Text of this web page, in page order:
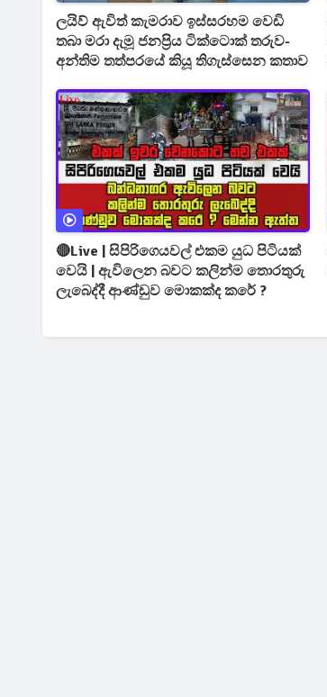
ලයිව් ඇවිත් කැමරාව ඉස්සරහම වෙඩි
තබා මරා දැමූ ජනප්‍රිය ටික්ටොක් තරුව-
අන්තිම තත්පරයේ කියූ තිගැස්සෙන කතාව
🔴Live | සිපිරිගෙයවල් එකම යුධ පිටියක්
වෙයි | ඇවිලෙන බවට කලින්ම තොරතුරු
ලැබෙද්දී ආණ්ඩුව මොකක්ද කරේ ?